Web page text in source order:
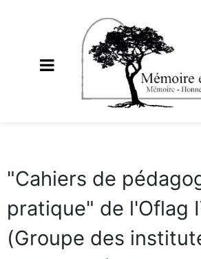
"Cahiers de
pratique" de l'Oflag
(Groupe des